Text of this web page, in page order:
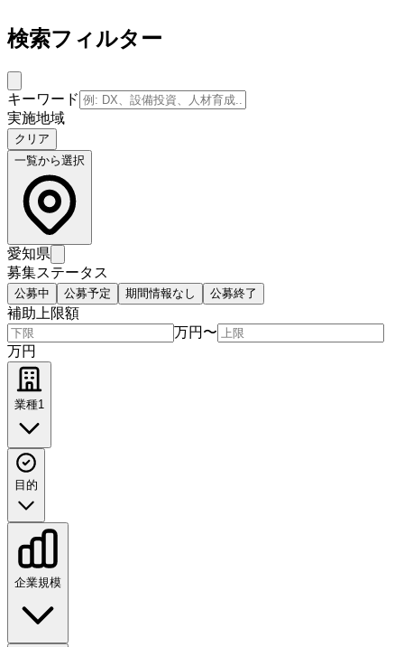
検索フィルター
キーワード
実施地域
クリア
一覧から選択
愛知県
募集ステータス
公募中 公募予定 期間情報なし 公募終了
補助上限額
万円 〜
万円
業種1
目的
企業規模